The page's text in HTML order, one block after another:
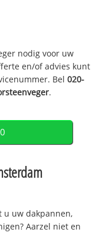
nodig voor uw
en/of advies kunt
Bel020-
.
u uw dakpannen,
Aarzel niet en